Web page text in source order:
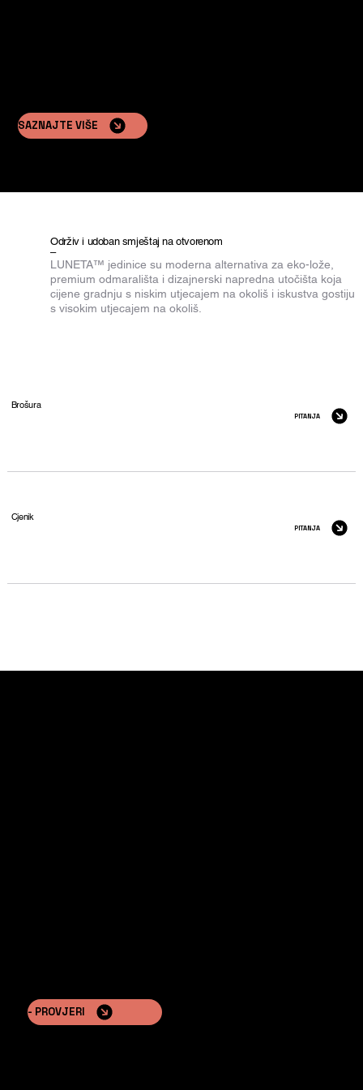
SAZNAJTE VIŠE
Održiv i udoban smještaj na otvorenom
–
LUNETA™ jedinice su moderna alternativa za eko-lože,
premium odmarališta i dizajnerski napredna utočišta koja
cijene gradnju s niskim utjecajem na okoliš i iskustva gostiju
s visokim utjecajem na okoliš.
Brošura
PITANJA
Cjenik
PITANJA
- PROVJERI